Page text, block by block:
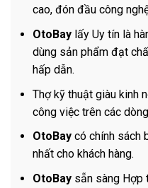
cao, đón đầu công
OtoBaylấy Uy tín là
dùng sản phẩm đạt
hấp dẫn.
Thợ kỹ thuật giàu kinh
công việc trên các
OtoBaycó chính sách
nhất cho khách hàng.
OtoBaysẵn sàng Hợp